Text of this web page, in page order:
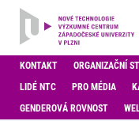
KONTAKT ORGANIZAČNÍ
LIDÉ NTC
PRO MÉDIA
GENDEROVÁ ROVNOST